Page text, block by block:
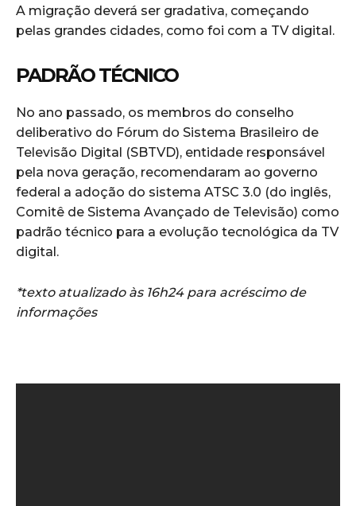
A migração deverá ser gradativa, começando
pelas grandes cidades, como foi com a TV digital.
PADRÃO TÉCNICO
No ano passado, os membros do conselho
deliberativo do Fórum do Sistema Brasileiro de
Televisão Digital (SBTVD), entidade responsável
pela nova geração, recomendaram ao governo
federal a adoção do sistema ATSC 3.0 (do inglês,
Comitê de Sistema Avançado de Televisão) como
padrão técnico para a evolução tecnológica da TV
digital.
*texto atualizado às 16h24 para acréscimo de
informações